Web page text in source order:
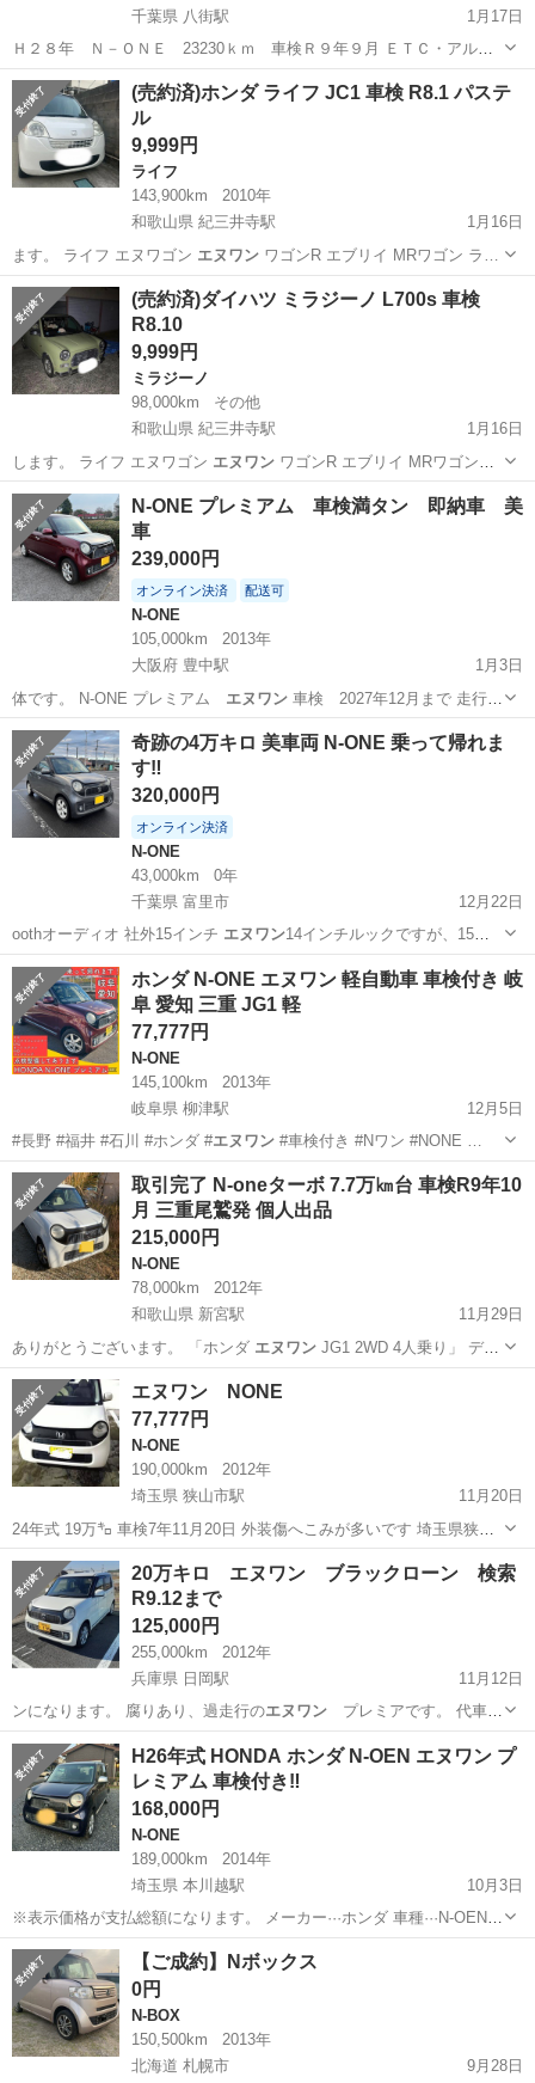
千葉県 八街駅
1月17日
Ｈ２８年 Ｎ－ＯＮＥ 23230ｋｍ 車検Ｒ９年９月 ＥＴＣ・アルミ
ホイール・ワンセグナビ・Bluetooth
千葉 八街市 八街駅 N-ONE エヌワン
(売約済)ホンダ ライフ JC1 車検 R8.1 パステ
ル
9,999円
ライフ
143,900km
2010年
和歌山県 紀三井寺駅
1月16日
ます。 ライフ エヌワゴン エヌワンワゴンR エブリイ MRワゴン ラ…
和歌山 和歌山市 紀三井寺駅
(売約済)ダイハツ ミラジーノ L700s 車検
R8.10
9,999円
ミラジーノ
98,000km
その他
和歌山県 紀三井寺駅
1月16日
します。 ライフ エヌワゴン エヌワンワゴンR エブリイ MRワゴン
ラ…
和歌山 和歌山市 紀三井寺駅 ミラジーノ L700
N-ONE プレミアム 車検満タン 即納車 美
車
239,000円
オンライン決済 配送可
N-ONE
105,000km
2013年
大阪府 豊中駅
1月3日
体です。 N-ONE プレミアム エヌワン車検 2027年12月まで 走行
距…
大阪 豊中市 豊中駅 N-ONE ワゴンR
奇跡の4万キロ 美車両 N-ONE 乗って帰れま
す‼️
320,000円
オンライン決済
N-ONE
43,000km
0年
千葉県 富里市
12月22日
oothオーディオ 社外15インチ エヌワン14インチルックですが、15イ
ンチに…
千葉 富里市 N-ONE
ホンダ N-ONE エヌワン 軽自動車 車検付き 岐
阜 愛知 三重 JG1 軽
77,777円
N-ONE
145,100km
2013年
岐阜県 柳津駅
12月5日
#長野 #福井 #石川 #ホンダ #エヌワン#車検付き #Nワン #NONE …
岐阜 岐阜市 柳津駅 N-ONE エヌワン
取引完了 N-oneターボ 7.7万㎞台 車検R9年10
月 三重尾鷲発 個人出品
215,000円
N-ONE
78,000km
2012年
和歌山県 新宮駅
11月29日
ありがとうございます。 「ホンダ エヌワンJG1 2WD 4人乗り」 デ
ィ…
和歌山 新宮市
エヌワン NONE
77,777円
N-ONE
190,000km
2012年
埼玉県 狭山市駅
11月20日
24年式 19万㌔ 車検7年11月20日 外装傷へこみが多いです 埼玉県狭山
市から
埼玉 狭山市 狭山市駅 エヌワン
20万キロ エヌワン ブラックローン 検索
R9.12まで
125,000円
255,000km
2012年
兵庫県 日岡駅
11月12日
ンになります。 腐りあり、過走行のエヌワンプレミアです。 代車号
で活躍中 左…
兵庫 加古川市 日岡駅 エヌワン
H26年式 HONDA ホンダ N-OEN エヌワン プ
レミアム 車検付き‼️
168,000円
N-ONE
189,000km
2014年
埼玉県 本川越駅
10月3日
※表示価格が支払総額になります。 メーカー···ホンダ 車種···N-OEN
グレード…Lパッケージ 年式 平成26年式(2014年式) 走行距離 18.9万
km(若干変動あり) カラー 紺/銀(ツートーンカラー...
埼玉 川越市 本川越駅 N-ONE
【ご成約】Nボックス
0円
N-BOX
150,500km
2013年
北海道 札幌市
9月28日